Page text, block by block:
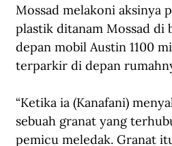
Mossad melakoni aksinya
plastik ditanam Mossad di
depan mobil Austin 1100
terparkir di depan
“Ketika ia (Kanafani)
sebuah granat yang
pemicu meledak. Granat